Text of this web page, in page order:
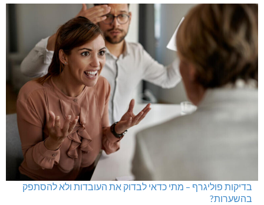
בדיקות פוליגרף – מתי כדאי לבדוק את העובדות ולא להסתפק
בהשערות?